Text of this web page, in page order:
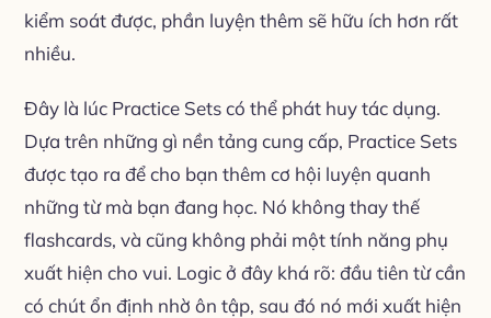
kiểm soát được, phần luyện thêm sẽ hữu ích hơn rất
nhiều.
Đây là lúc Practice Sets có thể phát huy tác dụng.
Dựa trên những gì nền tảng cung cấp, Practice Sets
được tạo ra để cho bạn thêm cơ hội luyện quanh
những từ mà bạn đang học. Nó không thay thế
flashcards, và cũng không phải một tính năng phụ
xuất hiện cho vui. Logic ở đây khá rõ: đầu tiên từ cần
có chút ổn định nhờ ôn tập, sau đó nó mới xuất hiện